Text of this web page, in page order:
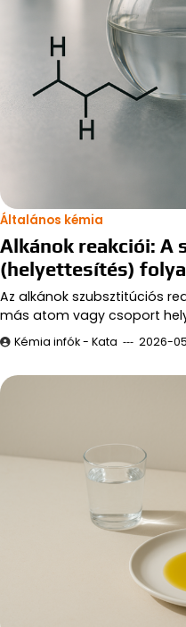
Általános kémia
Alkánok reakciói: A
(helyettesítés)
Az alkánok szubsztitúciós
más atom vagy csoport
Kémia infók - Kata 2026-